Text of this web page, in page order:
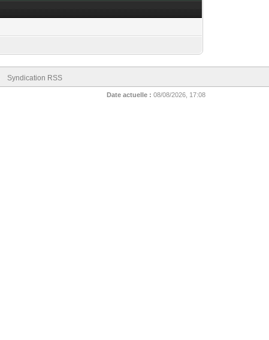
Syndication RSS
Date actuelle : 08/08/2026, 17:08